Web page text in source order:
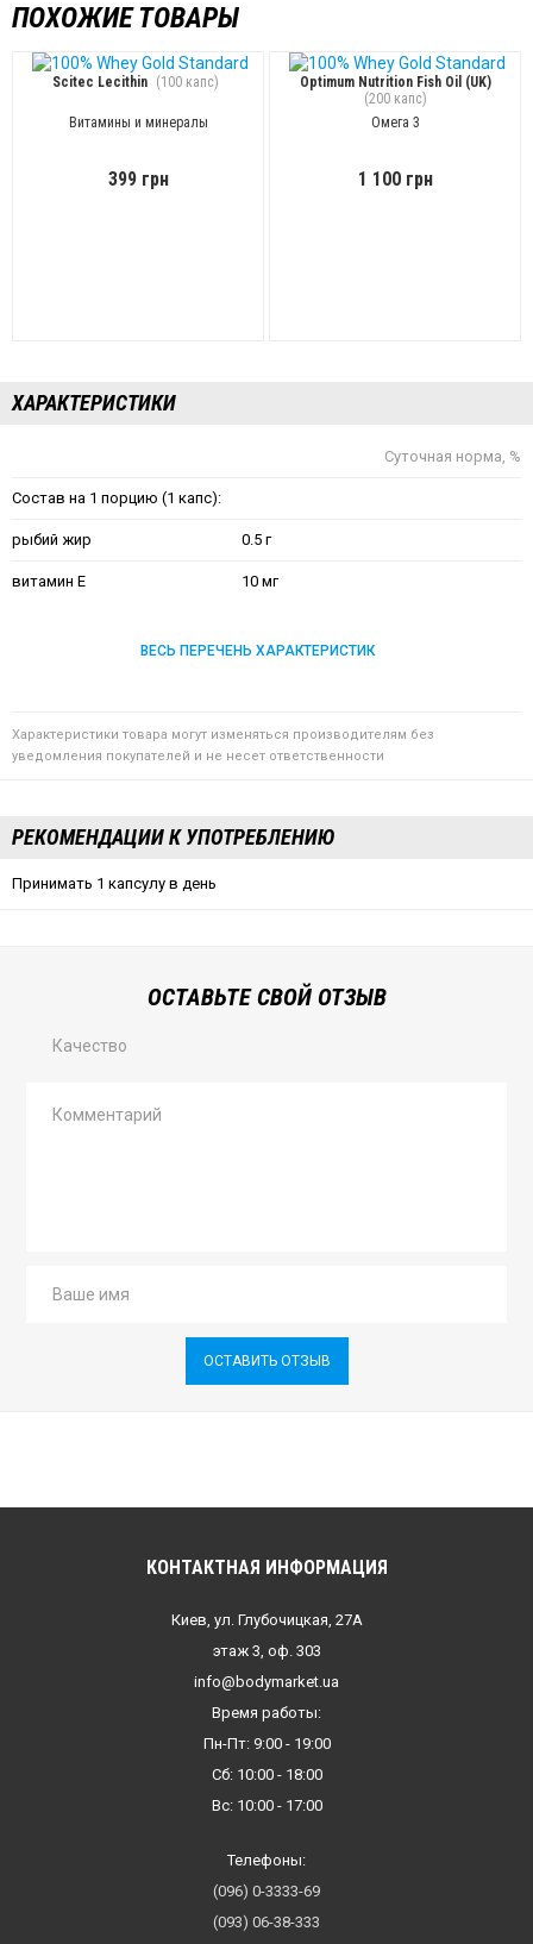
ПОХОЖИЕ ТОВАРЫ
Scitec Lecithin (100 капс)
Витамины и минералы
399 грн
Optimum Nutrition Fish Oil (UK)
(200 капс)
Омега 3
1 100 грн
ХАРАКТЕРИСТИКИ
Суточная норма, %
Состав на 1 порцию (1 капс):
рыбий жир 0.5 г
витамин Е 10 мг
ВЕСЬ ПЕРЕЧЕНЬ ХАРАКТЕРИСТИК
Характеристики товара могут изменяться производителям без
уведомления покупателей и не несет ответственности
РЕКОМЕНДАЦИИ К УПОТРЕБЛЕНИЮ
Принимать 1 капсулу в день
ОСТАВЬТЕ СВОЙ ОТЗЫВ
Качество
ОСТАВИТЬ ОТЗЫВ
КОНТАКТНАЯ ИНФОРМАЦИЯ
Киев, ул. Глубочицкая, 27А
этаж 3, оф. 303
info@bodymarket.ua
Время работы:
Пн-Пт: 9:00 - 19:00
Сб: 10:00 - 18:00
Вс: 10:00 - 17:00
Телефоны:
(096) 0-3333-69
(093) 06-38-333